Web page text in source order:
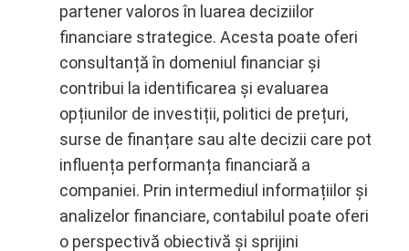
partener valoros în luarea deciziilor
financiare strategice. Acesta poate oferi
consultanță în domeniul financiar și
contribui la identificarea și evaluarea
opțiunilor de investiții, politici de prețuri,
surse de finanțare sau alte decizii care pot
influența performanța financiară a
companiei. Prin intermediul informațiilor și
analizelor financiare, contabilul poate oferi
o perspectivă obiectivă și sprijini